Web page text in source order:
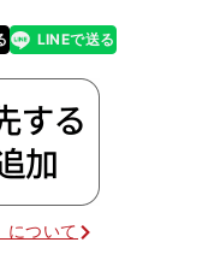
LINEで送る
について